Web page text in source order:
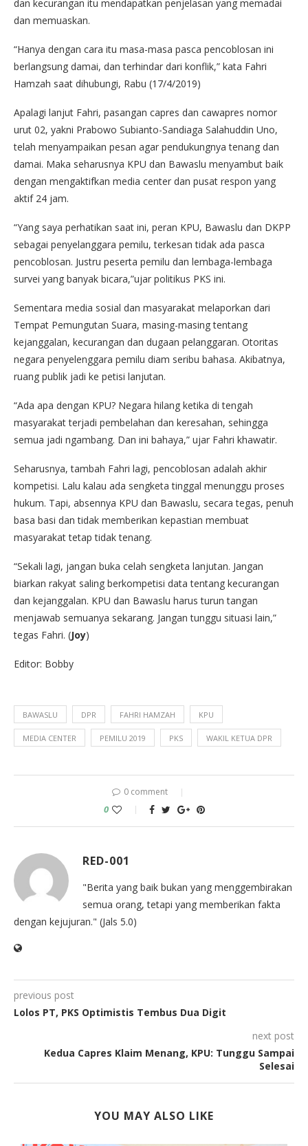
dan kecurangan itu mendapatkan penjelasan yang memadai
dan memuaskan.
“Hanya dengan cara itu masa-masa pasca pencoblosan ini
berlangsung damai, dan terhindar dari konflik,” kata Fahri
Hamzah saat dihubungi, Rabu (17/4/2019)
Apalagi lanjut Fahri, pasangan capres dan cawapres nomor
urut 02, yakni Prabowo Subianto-Sandiaga Salahuddin Uno,
telah menyampaikan pesan agar pendukungnya tenang dan
damai. Maka seharusnya KPU dan Bawaslu menyambut baik
dengan mengaktifkan media center dan pusat respon yang
aktif 24 jam.
“Yang saya perhatikan saat ini, peran KPU, Bawaslu dan DKPP
sebagai penyelanggara pemilu, terkesan tidak ada pasca
pencoblosan. Justru peserta pemilu dan lembaga-lembaga
survei yang banyak bicara,”ujar politikus PKS ini.
Sementara media sosial dan masyarakat melaporkan dari
Tempat Pemungutan Suara, masing-masing tentang
kejanggalan, kecurangan dan dugaan pelanggaran. Otoritas
negara penyelenggara pemilu diam seribu bahasa. Akibatnya,
ruang publik jadi ke petisi lanjutan.
“Ada apa dengan KPU? Negara hilang ketika di tengah
masyarakat terjadi pembelahan dan keresahan, sehingga
semua jadi ngambang. Dan ini bahaya,” ujar Fahri khawatir.
Seharusnya, tambah Fahri lagi, pencoblosan adalah akhir
kompetisi. Lalu kalau ada sengketa tinggal menunggu proses
hukum. Tapi, absennya KPU dan Bawaslu, secara tegas, penuh
basa basi dan tidak memberikan kepastian membuat
masyarakat tetap tidak tenang.
“Sekali lagi, jangan buka celah sengketa lanjutan. Jangan
biarkan rakyat saling berkompetisi data tentang kecurangan
dan kejanggalan. KPU dan Bawaslu harus turun tangan
menjawab semuanya sekarang. Jangan tunggu situasi lain,”
tegas Fahri. (Joy)
Editor: Bobby
BAWASLU DPR FAHRI HAMZAH KPU
MEDIA CENTER PEMILU 2019 PKS WAKIL KETUA DPR
0 comment
0
RED-001
"Berita yang baik bukan yang menggembirakan
semua orang, tetapi yang memberikan fakta
dengan kejujuran." (Jals 5.0)
previous post
Lolos PT, PKS Optimistis Tembus Dua Digit
next post
Kedua Capres Klaim Menang, KPU: Tunggu Sampai
Selesai
YOU MAY ALSO LIKE